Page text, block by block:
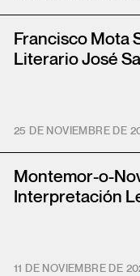
Francisco Mota
Literario José
25 DE NOVIEMBRE DE
Montemor-o-
Interpretación
11 DE NOVIEMBRE DE